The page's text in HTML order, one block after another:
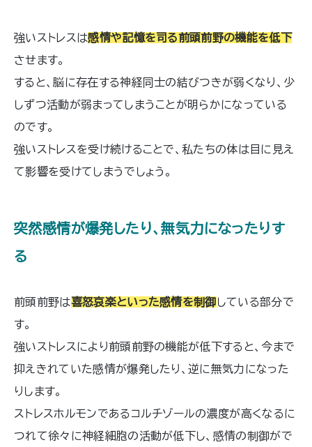
強いストレスは感情や記憶を司る前頭前野の機能を低下
させます。
すると、脳に存在する神経同士の結びつきが弱くなり、少
しずつ活動が弱まってしまうことが明らかになっている
のです。
強いストレスを受け続けることで、私たちの体は目に見え
て影響を受けてしまうでしょう。
突然感情が爆発したり、無気力になったりす
る
前頭前野は喜怒哀楽といった感情を制御 している部分で
す。
強いストレスにより前頭前野の機能が低下すると、今まで
抑えきれていた感情が爆発したり、逆に無気力になった
りします。
ストレスホルモンであるコルチゾールの濃度が高くなるに
つれて徐々に神経細胞の活動が低下し、感情の制御がで